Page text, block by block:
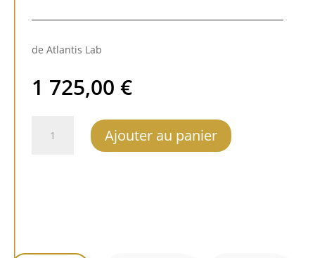
de Atlantis Lab
1 725,00 €
Ajouter au panier